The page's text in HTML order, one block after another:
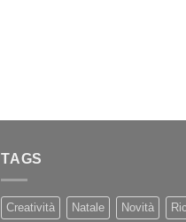
TAGS
Creatività Natale Novità